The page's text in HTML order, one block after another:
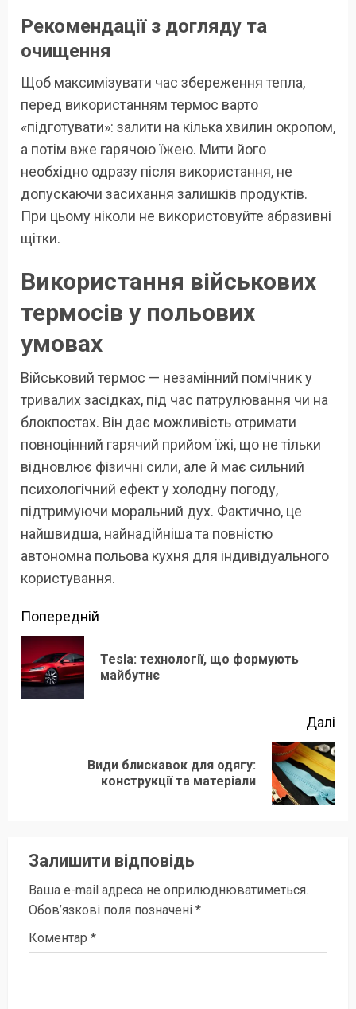
Рекомендації з догляду та
очищення
Щоб максимізувати час збереження тепла,
перед використанням термос варто
«підготувати»: залити на кілька хвилин окропом,
а потім вже гарячою їжею. Мити його
необхідно одразу після використання, не
допускаючи засихання залишків продуктів.
При цьому ніколи не використовуйте абразивні
щітки.
Використання військових
термосів у польових
умовах
Військовий термос — незамінний помічник у
тривалих засідках, під час патрулювання чи на
блокпостах. Він дає можливість отримати
повноцінний гарячий прийом їжі, що не тільки
відновлює фізичні сили, але й має сильний
психологічний ефект у холодну погоду,
підтримуючи моральний дух. Фактично, це
найшвидша, найнадійніша та повністю
автономна польова кухня для індивідуального
користування.
Продовжити
читання
Попередній
Tesla: технології, що формують
майбутнє
Далі
НаступнийВиди блискавок для одягу:
конструкції та матеріали
Залишити відповідь
Ваша e-mail адреса не оприлюднюватиметься.
Обов’язкові поля позначені *
Коментар *